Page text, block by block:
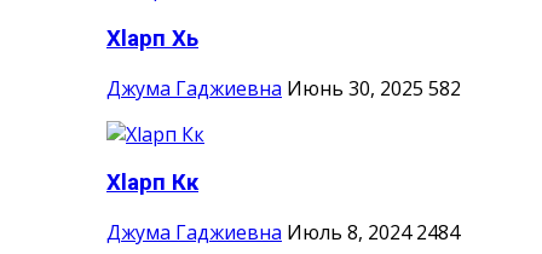
Хlарп Хь
Джума Гаджиевна Июнь 30, 2025 582
Хlарп Кк
Джума Гаджиевна Июль 8, 2024 2484